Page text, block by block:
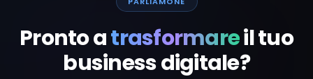
Pronto atrasformareil tuo
business digitale?